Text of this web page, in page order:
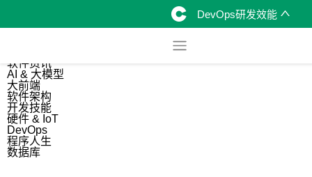
DevOps研发效能
软件资讯
AI & 大模型
大前端
软件架构
开发技能
硬件 & IoT
DevOps
程序人生
数据库